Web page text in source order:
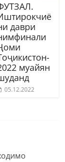
даври
муайян
05.12.2022